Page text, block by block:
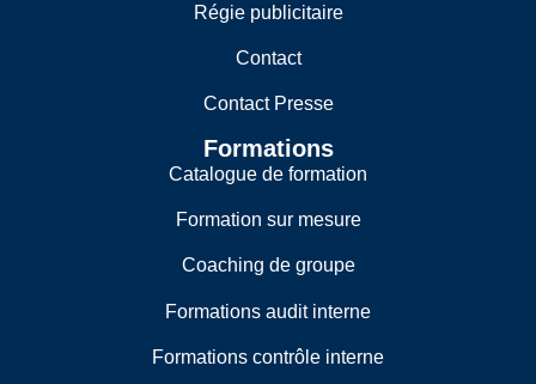
Régie publicitaire
Contact
Contact Presse
Formations
Catalogue de formation
Formation sur mesure
Coaching de groupe
Formations audit interne
Formations contrôle interne